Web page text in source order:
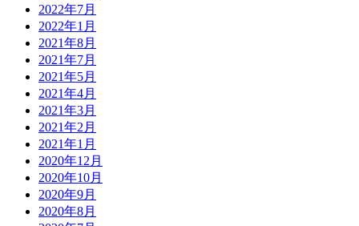
2022年7月
2022年1月
2021年8月
2021年7月
2021年5月
2021年4月
2021年3月
2021年2月
2021年1月
2020年12月
2020年10月
2020年9月
2020年8月